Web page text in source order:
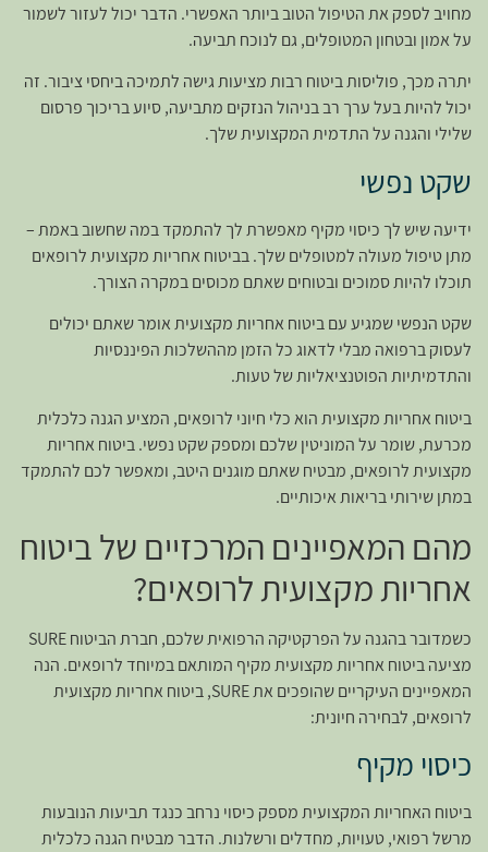
מחויב לספק את הטיפול הטוב ביותר האפשרי. הדבר יכול לעזור לשמור
על אמון ובטחון המטופלים, גם לנוכח תביעה.
יתרה מכך, פוליסות ביטוח רבות מציעות גישה לתמיכה ביחסי ציבור. זה
יכול להיות בעל ערך רב בניהול הנזקים מתביעה, סיוע בריכוך פרסום
שלילי והגנה על התדמית המקצועית שלך.
שקט נפשי
ידיעה שיש לך כיסוי מקיף מאפשרת לך להתמקד במה שחשוב באמת –
מתן טיפול מעולה למטופלים שלך. בביטוח אחריות מקצועית לרופאים
תוכלו להיות סמוכים ובטוחים שאתם מכוסים במקרה הצורך.
שקט הנפשי שמגיע עם ביטוח אחריות מקצועית אומר שאתם יכולים
לעסוק ברפואה מבלי לדאוג כל הזמן מההשלכות הפיננסיות
והתדמיתיות הפוטנציאליות של טעות.
ביטוח אחריות מקצועית הוא כלי חיוני לרופאים, המציע הגנה כלכלית
מכרעת, שומר על המוניטין שלכם ומספק שקט נפשי. ביטוח אחריות
מקצועית לרופאים, מבטיח שאתם מוגנים היטב, ומאפשר לכם להתמקד
במתן שירותי בריאות איכותיים.
מהם המאפיינים המרכזיים של ביטוח
אחריות מקצועית לרופאים?
כשמדובר בהגנה על הפרקטיקה הרפואית שלכם, חברת הביטוח SURE
מציעה ביטוח אחריות מקצועית מקיף המותאם במיוחד לרופאים. הנה
המאפיינים העיקריים שהופכים את SURE, ביטוח אחריות מקצועית
לרופאים, לבחירה חיונית:
כיסוי מקיף
ביטוח האחריות המקצועית מספק כיסוי נרחב כנגד תביעות הנובעות
מרשל רפואי, טעויות, מחדלים ורשלנות. הדבר מבטיח הגנה כלכלית